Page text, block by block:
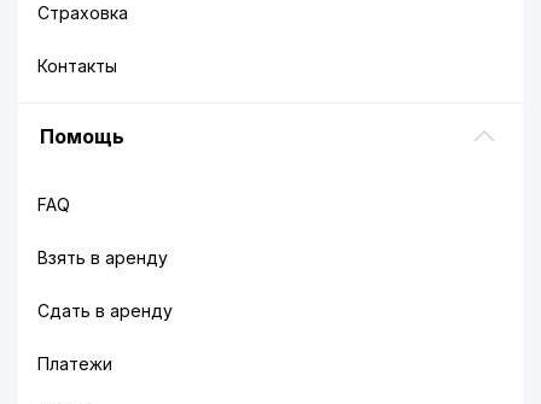
Страховка
Контакты
Помощь
FAQ
Взять в аренду
Сдать в аренду
Платежи